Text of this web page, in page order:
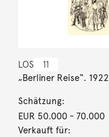
LOS 11
„Berliner Reise“. 1922
Schätzung:
EUR 50.000- 70.000
Verkauft für: